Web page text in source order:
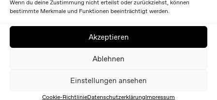
Wenn du deine Zustimmung nicht erteilst oder zurückziehst, können
bestimmte Merkmale und Funktionen beeinträchtigt werden.
Akzeptieren
Ablehnen
Einstellungen ansehen
Cookie-RichtlinieDatenschutzerklärungImpressum